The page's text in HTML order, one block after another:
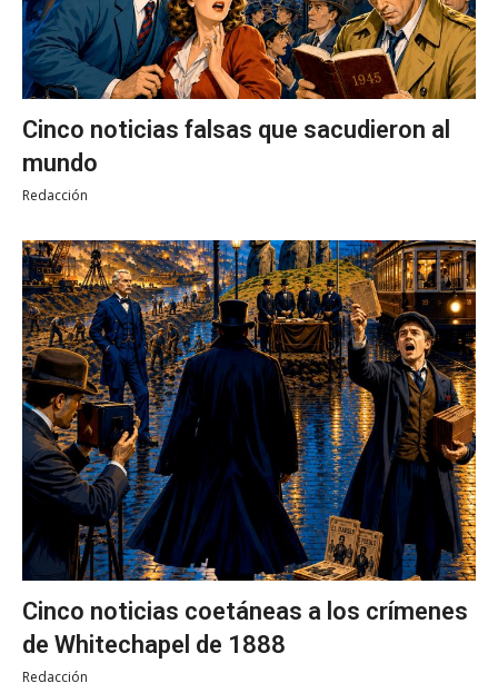
Cinco noticias falsas que sacudieron al
mundo
Redacción
Cinco noticias coetáneas a los crímenes
de Whitechapel de 1888
Redacción